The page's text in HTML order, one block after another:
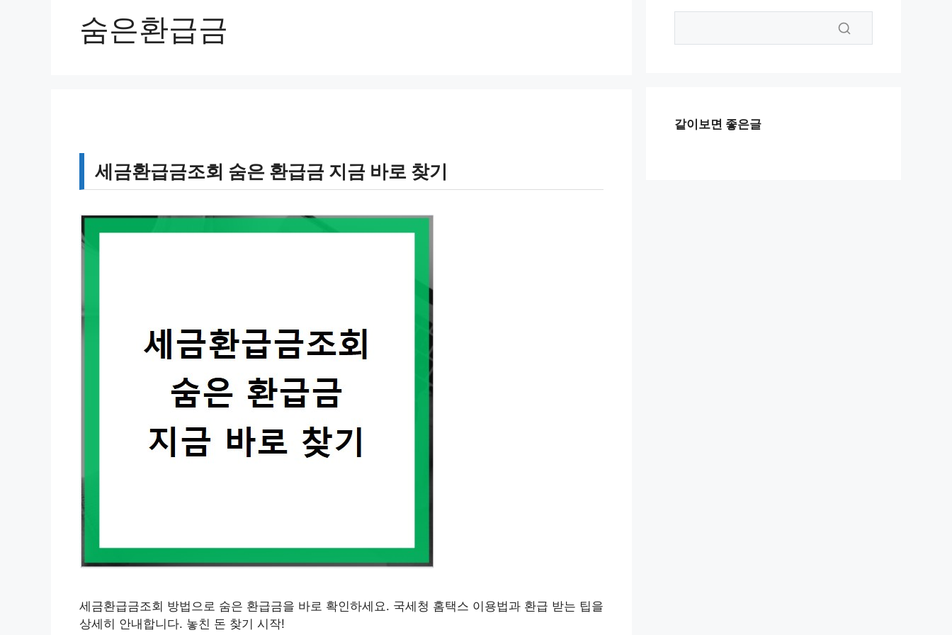
숨은환급금
세금환급금조회 숨은 환급금 지금 바로 찾기
세금환급금조회 방법으로 숨은 환급금을 바로 확인하세요. 국세청 홈택스 이용법과 환급 받는 팁을
상세히 안내합니다. 놓친 돈 찾기 시작!
같이보면 좋은글